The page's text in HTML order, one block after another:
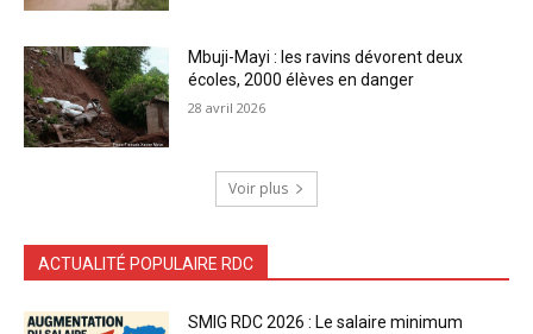
Mbuji-Mayi : les ravins dévorent deux
écoles, 2000 élèves en danger
28 avril 2026
Voir plus
ACTUALITÉ POPULAIRE RDC
SMIG RDC 2026 : Le salaire minimum